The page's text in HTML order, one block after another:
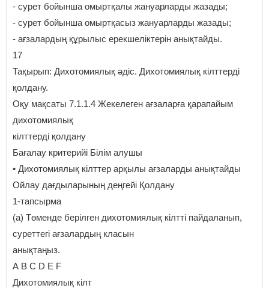
- сурет бойынша омыртқалы жануарларды жазады;
- сурет бойынша омыртқасыз жануарларды жазады;
- ағзалардың құрылыс ерекшеліктерін анықтайды.
17
Тақырып: Дихотомиялық әдіс. Дихотомиялық кілттерді
қолдану.
Оқу мақсаты 7.1.1.4 Жекелеген ағзаларға қарапайым
дихотомиялық
кілттерді қолдану
Бағалау критерийі Білім алушы
• Дихотомиялық кілттер арқылы ағзаларды анықтайды
Ойлау дағдыларының деңгейі Қолдану
1-тапсырма
(а) Төменде берілген дихотомиялық кілтті пайдаланып,
суреттегі ағзалардың класын
анықтаңыз.
А B С D Е F
Дихотомиялық кілт